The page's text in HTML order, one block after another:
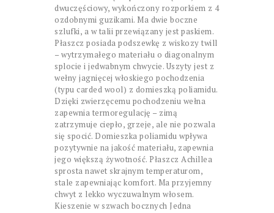
dwuczęściowy, wykończony rozporkiem z 4
ozdobnymi guzikami. Ma dwie boczne
szlufki, a w talii przewiązany jest paskiem.
Płaszcz posiada podszewkę z wiskozy twill
– wytrzymałego materiału o diagonalnym
splocie i jedwabnym chwycie. Uszyty jest z
wełny jagnięcej włoskiego pochodzenia
(typu carded wool) z domieszką poliamidu.
Dzięki zwierzęcemu pochodzeniu wełna
zapewnia termoregulację – zimą
zatrzymuje ciepło, grzeje, ale nie pozwala
się spocić. Domieszka poliamidu wpływa
pozytywnie na jakość materiału, zapewnia
jego większą żywotność. Płaszcz Achillea
sprosta nawet skrajnym temperaturom,
stale zapewniając komfort. Ma przyjemny
chwyt z lekko wyczuwalnym włosem.
Kieszenie w szwach bocznych Jedna